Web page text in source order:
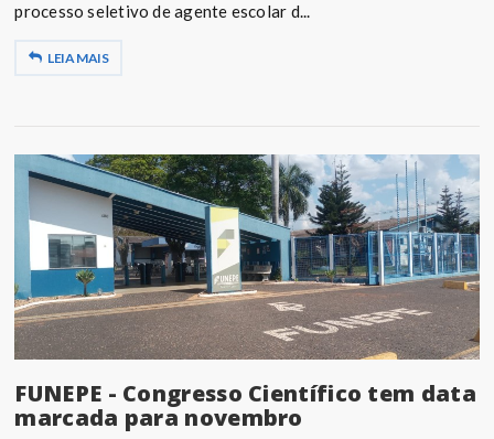
processo seletivo de agente escolar d...
LEIA MAIS
FUNEPE - Congresso Científico tem data
marcada para novembro